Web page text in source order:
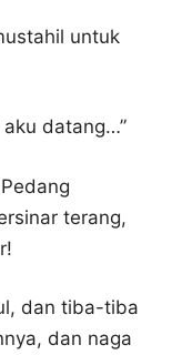
untuk
datang…”
terang,
dan tiba-tiba
dan naga